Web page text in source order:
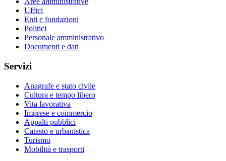
Uffici
Enti e fondazioni
Politici
Personale amministrativo
Documenti e dati
Servizi
Anagrafe e stato civile
Cultura e tempo libero
Vita lavorativa
Imprese e commercio
Appalti pubblici
Catasto e urbanistica
Turismo
Mobilità e trasporti